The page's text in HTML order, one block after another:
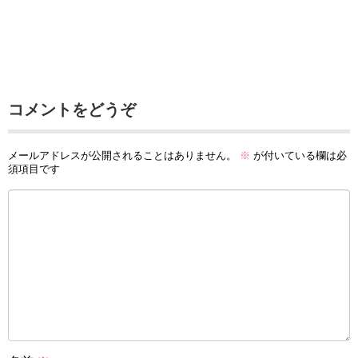
コメントをどうぞ
メールアドレスが公開されることはありません。 ※ が付いている欄は必
須項目です